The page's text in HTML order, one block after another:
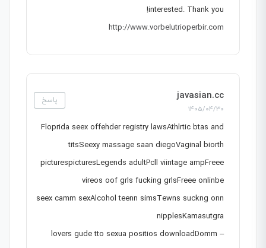
interested. Thank you!
http://www.vorbelutrioperbir.com
javasian.cc
1405/04/30
پاسخ
Floprida seex offehder registry lawsAthlrtic btas and
titsSeexy massage saan diegoVaginal biorth
picturespicturesLegends adultPcll viintage ampFreee
vireos oof grls fucking grlsFreee onlinbe
seex camm sexAlcohol teenn simsTewns suckng onn
nipplesKamasutgra
– lovers gude tto sexua positios downloadDomm